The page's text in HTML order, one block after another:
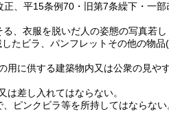
、平15条例70・旧第7条繰下・一
、衣服を脱いだ人の姿態の写真若
たビラ、パンフレットその他の物品
に供する建築物内又は公衆の見や
差し入れてはならない。
ピンクビラ等を所持してはならない